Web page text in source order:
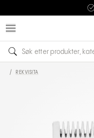
/ REKVISITA